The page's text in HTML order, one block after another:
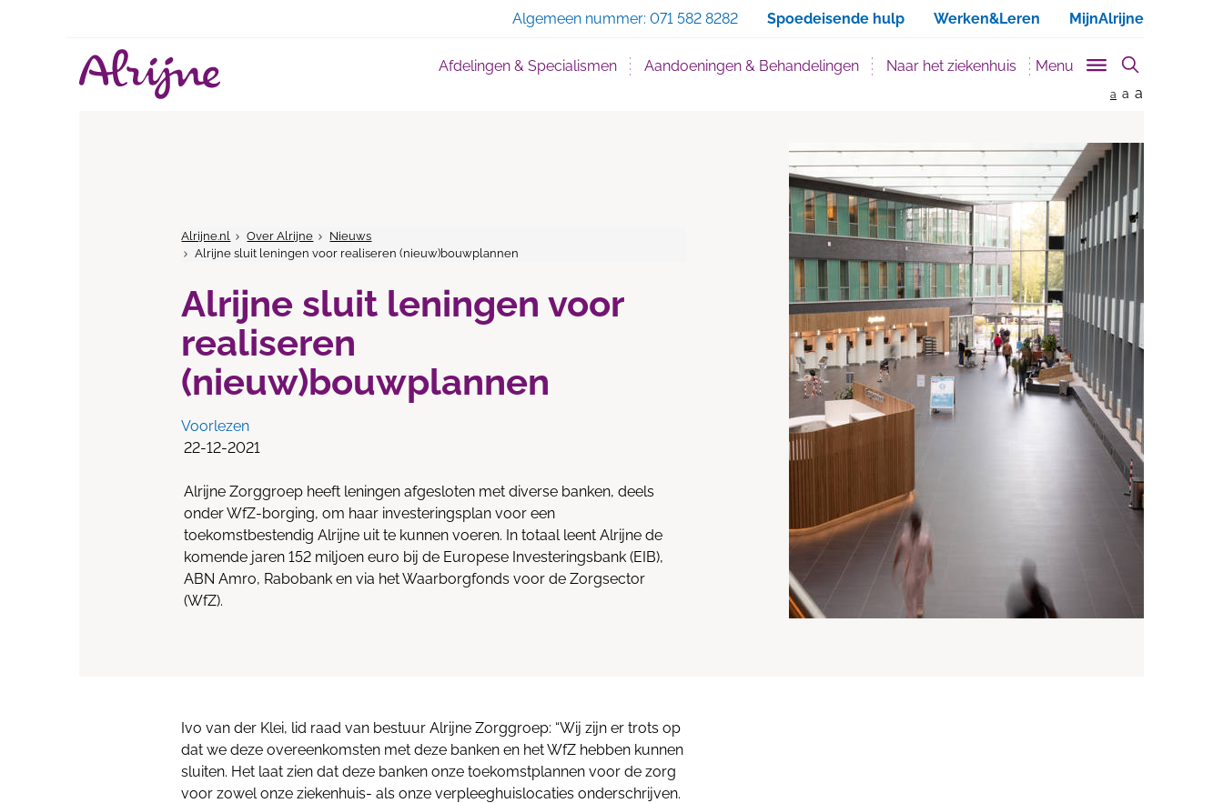
Algemeen nummer: 071 582 8282 Spoedeisende hulp Werken&Leren MijnAlrijne
Afdelingen & Specialismen Aandoeningen & Behandelingen Naar het ziekenhuis Menu
a a a
Alrijne.nl Over Alrijne
Nieuws
Alrijne sluit leningen voor realiseren (nieuw)bouwplannen
Alrijne sluit leningen voor
realiseren
(nieuw)bouwplannen
Voorlezen
22-12-2021
Alrijne Zorggroep heeft leningen afgesloten met diverse banken, deels
onder WfZ-borging, om haar investeringsplan voor een
toekomstbestendig Alrijne uit te kunnen voeren. In totaal leent Alrijne de
komende jaren 152 miljoen euro bij de Europese Investeringsbank (EIB),
ABN Amro, Rabobank en via het Waarborgfonds voor de Zorgsector
(WfZ).
Ivo van der Klei, lid raad van bestuur Alrijne Zorggroep: “Wij zijn er trots op
dat we deze overeenkomsten met deze banken en het WfZ hebben kunnen
sluiten. Het laat zien dat deze banken onze toekomstplannen voor de zorg
voor zowel onze ziekenhuis- als onze verpleeghuislocaties onderschrijven.